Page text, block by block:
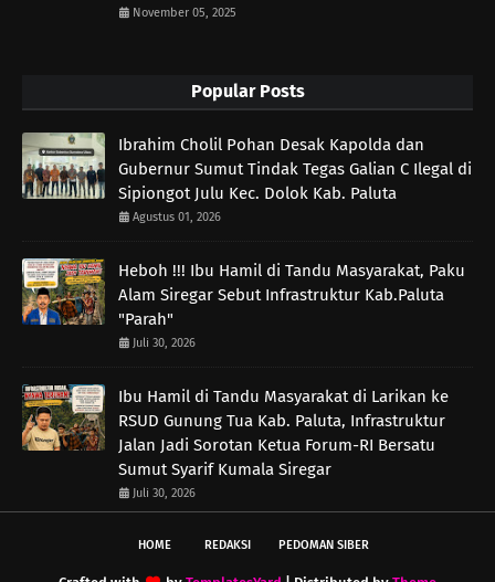
November 05, 2025
Popular Posts
Ibrahim Cholil Pohan Desak Kapolda dan
Gubernur Sumut Tindak Tegas Galian C Ilegal di
Sipiongot Julu Kec. Dolok Kab. Paluta
Agustus 01, 2026
Heboh !!! Ibu Hamil di Tandu Masyarakat, Paku
Alam Siregar Sebut Infrastruktur Kab.Paluta
"Parah"
Juli 30, 2026
Ibu Hamil di Tandu Masyarakat di Larikan ke
RSUD Gunung Tua Kab. Paluta, Infrastruktur
Jalan Jadi Sorotan Ketua Forum-RI Bersatu
Sumut Syarif Kumala Siregar
Juli 30, 2026
HOME REDAKSI PEDOMAN SIBER